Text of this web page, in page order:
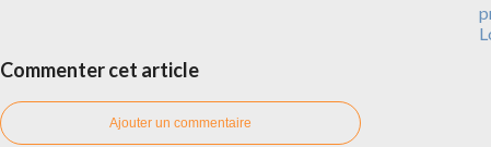
Commenter cet article
Ajouter un commentaire